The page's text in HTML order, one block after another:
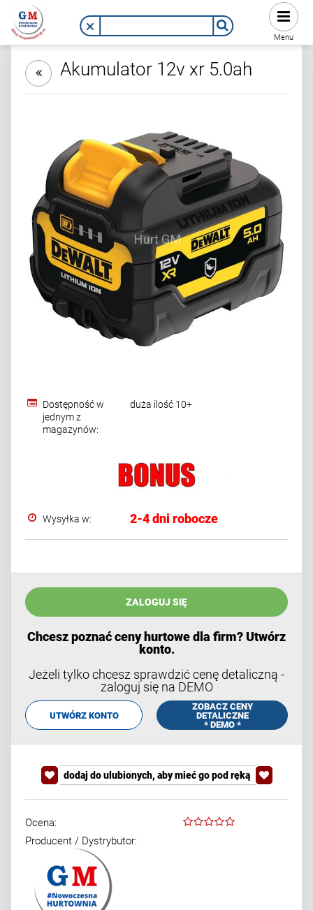
Menu
Akumulator 12v xr 5.0ah
Dostępność w
jednym z
magazynów:
duża ilość 10+
Wysyłka w: 2-4 dni robocze
ZALOGUJ SIĘ
Chcesz poznać ceny hurtowe dla firm? Utwórz
konto.
Jeżeli tylko chcesz sprawdzić cenę detaliczną -
zaloguj się na DEMO
UTWÓRZ KONTO
ZOBACZ CENY
DETALICZNE
* DEMO *
dodaj do ulubionych, aby mieć go pod ręką
Ocena:
Producent / Dystrybutor: